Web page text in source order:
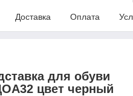
Доставка Оплата
для обуви
цвет черный